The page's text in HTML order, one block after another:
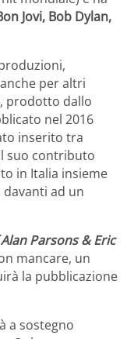
Jovi, Bob Dylan,
per altri
prodotto dallo
nel 2016
inserito tra
suo contributo
in Italia insieme
davanti ad un
Parsons & Eric
mancare, un
la pubblicazione
a sostegno